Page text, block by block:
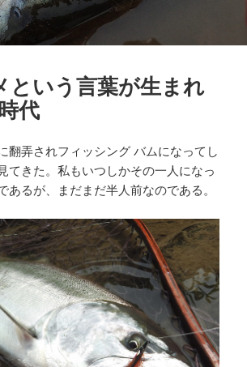
という言葉が生まれ
代
翻弄されフィッシング バムになってし
てきた。私もいつしかその一人になっ
あるが、まだまだ半人前なのである。